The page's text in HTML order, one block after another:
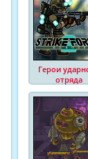
Герои
отряда